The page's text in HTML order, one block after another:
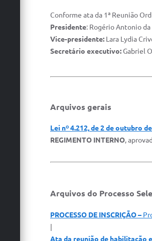
Conforme ata da 1ª Reunião
Presidente: Rogério Antonio
Vice-presidente:Lara Lydia
Secretário executivo:Gabriel
Arquivos gerais
Lei nº 4.212, de 2 de outubro
REGIMENTO INTERNO,
Arquivos do Processo
PROCESSO DE INSCRIÇÃO–
Ata da reunião de habilitação